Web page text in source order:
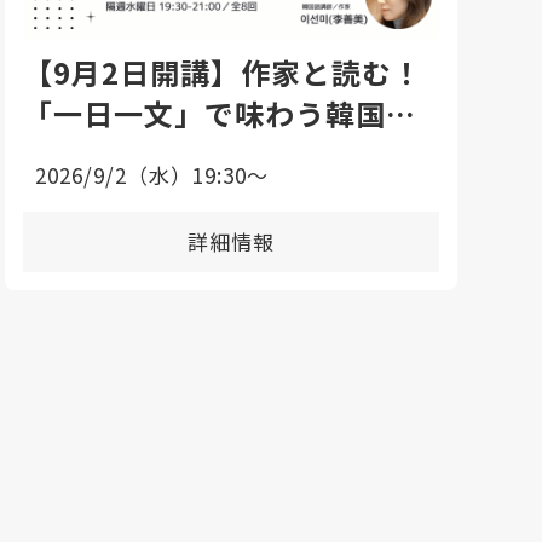
【9月2日開講】作家と読む！
「一日一文」で味わう韓国語
2026/9/2（水）19:30〜
詳細情報